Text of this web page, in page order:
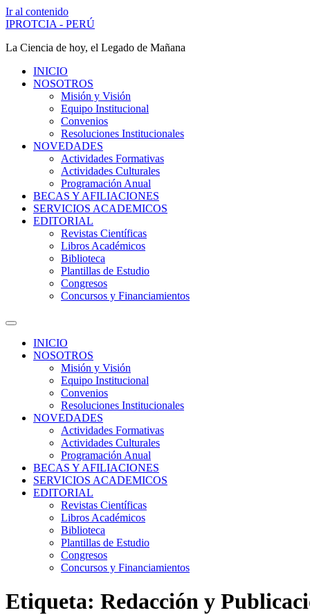
Ir al contenido
IPROTCIA - PERÚ
La Ciencia de hoy, el Legado de Mañana
INICIO
NOSOTROS
Misión y Visión
Equipo Institucional
Convenios
Resoluciones Institucionales
NOVEDADES
Actividades Formativas
Actividades Culturales
Programación Anual
BECAS Y AFILIACIONES
SERVICIOS ACADEMICOS
EDITORIAL
Revistas Científicas
Libros Académicos
Biblioteca
Plantillas de Estudio
Congresos
Concursos y Financiamientos
INICIO
NOSOTROS
Misión y Visión
Equipo Institucional
Convenios
Resoluciones Institucionales
NOVEDADES
Actividades Formativas
Actividades Culturales
Programación Anual
BECAS Y AFILIACIONES
SERVICIOS ACADEMICOS
EDITORIAL
Revistas Científicas
Libros Académicos
Biblioteca
Plantillas de Estudio
Congresos
Concursos y Financiamientos
Etiqueta: Redacción y